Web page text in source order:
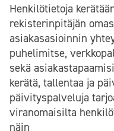
Henkilötietoja
rekisterinpitäjän
asiakasasioinnin
puhelimitse,
sekä
kerätä, tallentaa ja
päivityspalveluja
viranomaisilta
näin